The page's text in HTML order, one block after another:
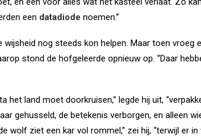
een datadiode noemen.”
nog steeds kon helpen. Maar toen vroeg
stond de hofgeleerde opnieuw op. “Daar
het land moet doorkruisen,” legde hij uit,
gehusseld, de betekenis verborgen, en alleen
wolf ziet een kar vol rommel,” zei hij, “terwijl er